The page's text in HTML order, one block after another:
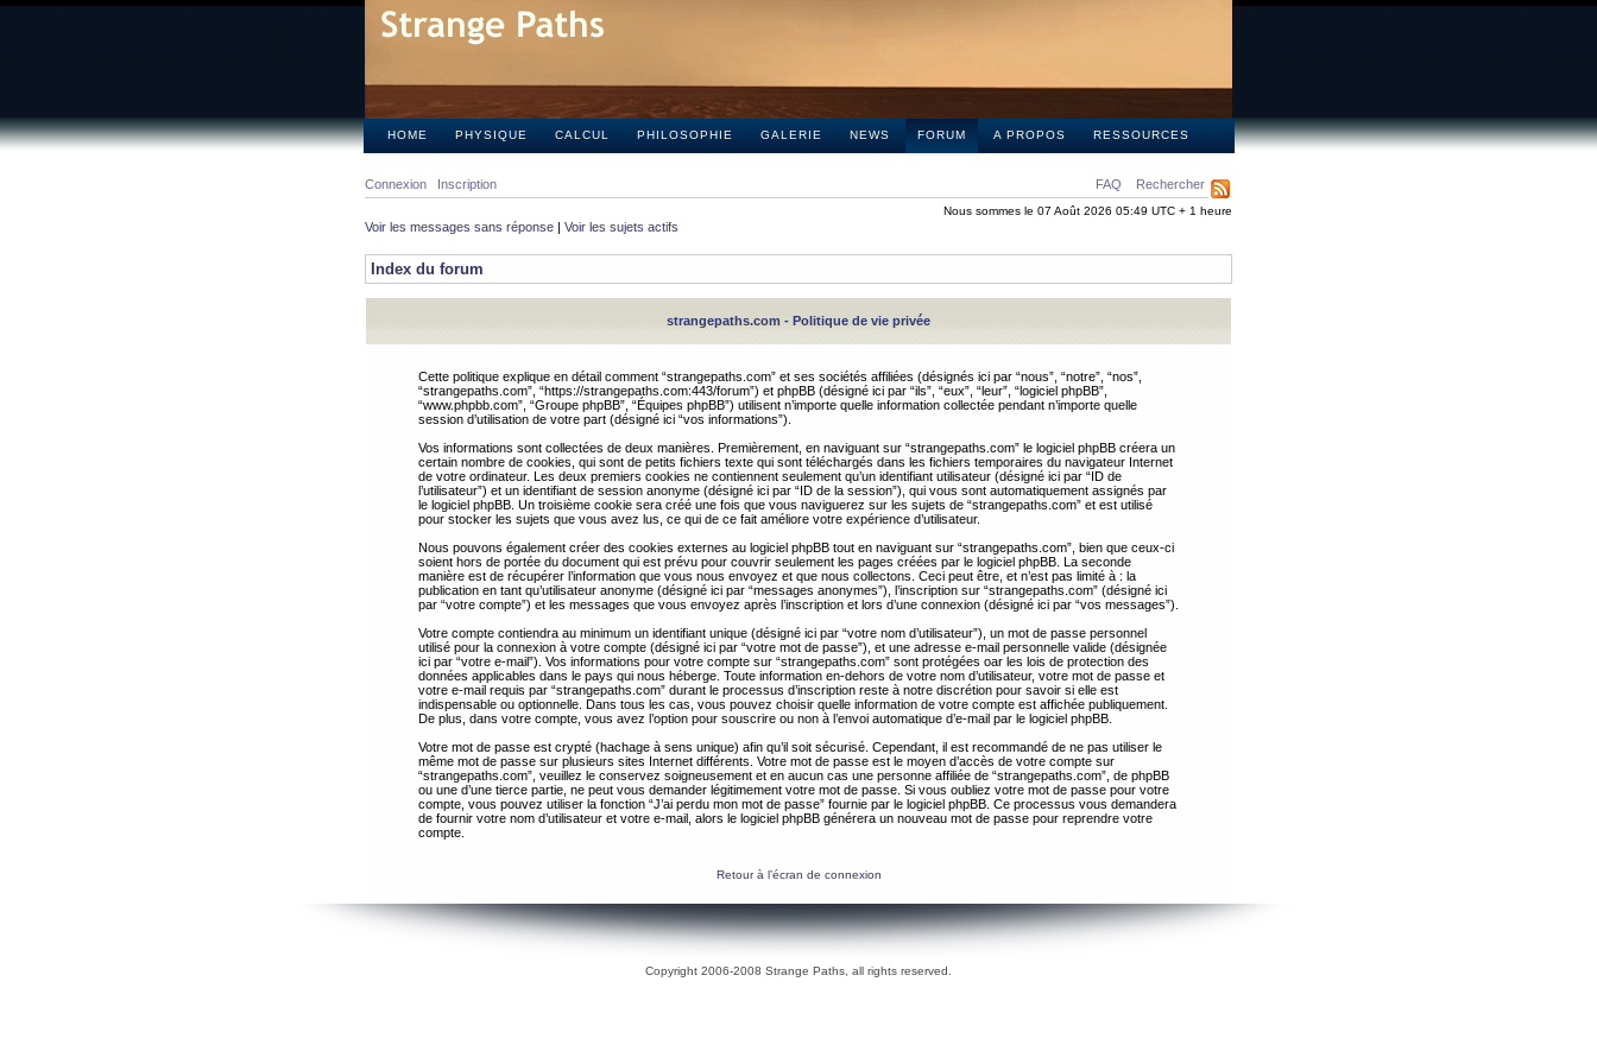
HOME PHYSIQUE CALCUL PHILOSOPHIE GALERIE NEWS FORUM A PROPOS RESSOURCES
FAQ Rechercher
Connexion Inscription
Nous sommes le 07 Août 2026 05:49 UTC + 1 heure
Voir les messages sans réponse | Voir les sujets actifs
Index du forum
strangepaths.com - Politique de vie privée
Cette politique explique en détail comment “strangepaths.com” et ses sociétés affiliées (désignés ici par “nous”, “notre”, “nos”,
“strangepaths.com”, “https://strangepaths.com:443/forum”) et phpBB (désigné ici par “ils”, “eux”, “leur”, “logiciel phpBB”,
“www.phpbb.com”, “Groupe phpBB”, “Équipes phpBB”) utilisent n’importe quelle information collectée pendant n’importe quelle
session d’utilisation de votre part (désigné ici “vos informations”).
Vos informations sont collectées de deux manières. Premièrement, en naviguant sur “strangepaths.com” le logiciel phpBB créera un
certain nombre de cookies, qui sont de petits fichiers texte qui sont téléchargés dans les fichiers temporaires du navigateur Internet
de votre ordinateur. Les deux premiers cookies ne contiennent seulement qu’un identifiant utilisateur (désigné ici par “ID de
l’utilisateur”) et un identifiant de session anonyme (désigné ici par “ID de la session”), qui vous sont automatiquement assignés par
le logiciel phpBB. Un troisième cookie sera créé une fois que vous naviguerez sur les sujets de “strangepaths.com” et est utilisé
pour stocker les sujets que vous avez lus, ce qui de ce fait améliore votre expérience d’utilisateur.
Nous pouvons également créer des cookies externes au logiciel phpBB tout en naviguant sur “strangepaths.com”, bien que ceux-ci
soient hors de portée du document qui est prévu pour couvrir seulement les pages créées par le logiciel phpBB. La seconde
manière est de récupérer l’information que vous nous envoyez et que nous collectons. Ceci peut être, et n’est pas limité à : la
publication en tant qu’utilisateur anonyme (désigné ici par “messages anonymes”), l’inscription sur “strangepaths.com” (désigné ici
par “votre compte”) et les messages que vous envoyez après l’inscription et lors d’une connexion (désigné ici par “vos messages”).
Votre compte contiendra au minimum un identifiant unique (désigné ici par “votre nom d’utilisateur”), un mot de passe personnel
utilisé pour la connexion à votre compte (désigné ici par “votre mot de passe”), et une adresse e-mail personnelle valide (désignée
ici par “votre e-mail”). Vos informations pour votre compte sur “strangepaths.com” sont protégées oar les lois de protection des
données applicables dans le pays qui nous héberge. Toute information en-dehors de votre nom d’utilisateur, votre mot de passe et
votre e-mail requis par “strangepaths.com” durant le processus d’inscription reste à notre discrétion pour savoir si elle est
indispensable ou optionnelle. Dans tous les cas, vous pouvez choisir quelle information de votre compte est affichée publiquement.
De plus, dans votre compte, vous avez l’option pour souscrire ou non à l’envoi automatique d’e-mail par le logiciel phpBB.
Votre mot de passe est crypté (hachage à sens unique) afin qu’il soit sécurisé. Cependant, il est recommandé de ne pas utiliser le
même mot de passe sur plusieurs sites Internet différents. Votre mot de passe est le moyen d’accès de votre compte sur
“strangepaths.com”, veuillez le conservez soigneusement et en aucun cas une personne affiliée de “strangepaths.com”, de phpBB
ou une d’une tierce partie, ne peut vous demander légitimement votre mot de passe. Si vous oubliez votre mot de passe pour votre
compte, vous pouvez utiliser la fonction “J’ai perdu mon mot de passe” fournie par le logiciel phpBB. Ce processus vous demandera
de fournir votre nom d’utilisateur et votre e-mail, alors le logiciel phpBB générera un nouveau mot de passe pour reprendre votre
compte.
Retour à l’écran de connexion
Copyright 2006-2008 Strange Paths, all rights reserved.